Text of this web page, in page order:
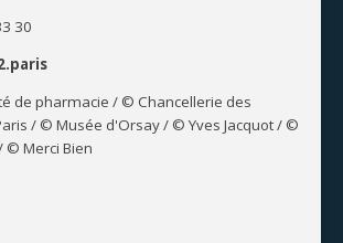
30
de pharmacie / © Chancellerie des
/ © Musée d'Orsay / © Yves Jacquot / ©
© Merci Bien